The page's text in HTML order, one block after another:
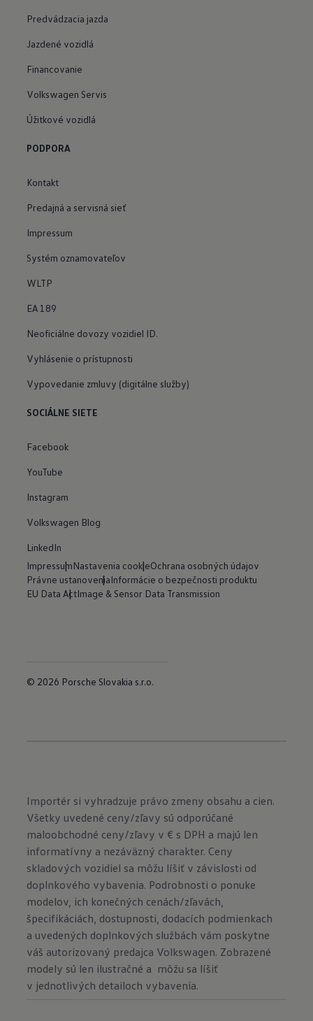
Predvádzacia jazda
Jazdené vozidlá
Financovanie
Volkswagen Servis
Úžitkové vozidlá
PODPORA
Kontakt
Predajná a servisná sieť
Impressum
Systém oznamovateľov
WLTP
EA 189
Neoficiálne dovozy vozidiel ID.
Vyhlásenie o prístupnosti
Vypovedanie zmluvy (digitálne služby)
SOCIÁLNE SIETE
Facebook
YouTube
Instagram
Volkswagen Blog
LinkedIn
ImpressumNastavenia cookieOchrana osobných údajov
Právne ustanoveniaInformácie o bezpečnosti produktu
EU Data ActImage & Sensor Data Transmission
© 2026 Porsche Slovakia s.r.o.
Importér si vyhradzuje právo zmeny obsahu a cien.
Všetky uvedené ceny/zľavy sú odporúčané
maloobchodné ceny/zľavy v € s DPH a majú len
informatívny a nezáväzný charakter. Ceny
skladových vozidiel sa môžu líšiť v závislosti od
doplnkového vybavenia. Podrobnosti o ponuke
modelov, ich konečných cenách/zľavách,
špecifikáciách, dostupnosti, dodacích podmienkach
a uvedených doplnkových službách vám poskytne
váš autorizovaný predajca Volkswagen. Zobrazené
modely sú len ilustračné a môžu sa líšiť
v jednotlivých detailoch vybavenia.